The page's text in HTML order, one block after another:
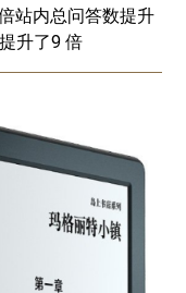
站内总问答数提升
升了9 倍